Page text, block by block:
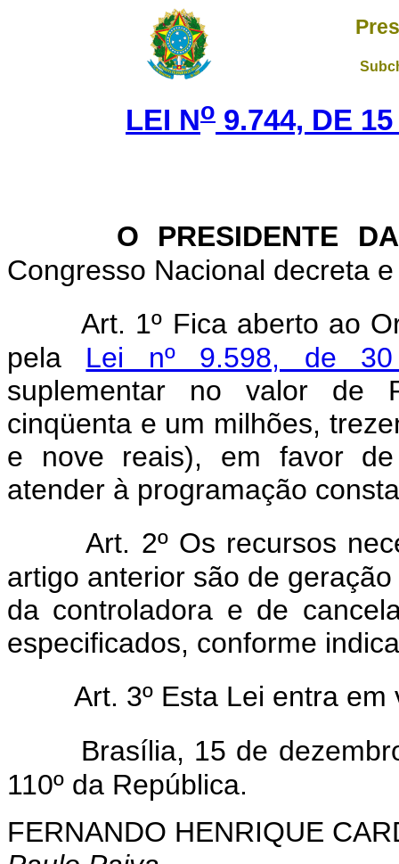
LEI No 9.744, DE
O PRESIDENTE
Congresso Nacional decreta
Art. 1º Fica aberto ao
pela Lei nº 9.598, de
suplementar no valor de
cinqüenta e um milhões,
e nove reais), em favor de
atender à programação
Art. 2º Os recursos
artigo anterior são de
da controladora e de
especificados, conforme
Art. 3º Esta Lei entra
Brasília, 15 de
110º da República.
FERNANDO HENRIQUE